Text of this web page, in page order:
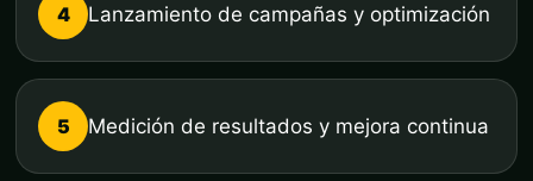
4 Lanzamiento de campañas y optimización
5 Medición de resultados y mejora continua